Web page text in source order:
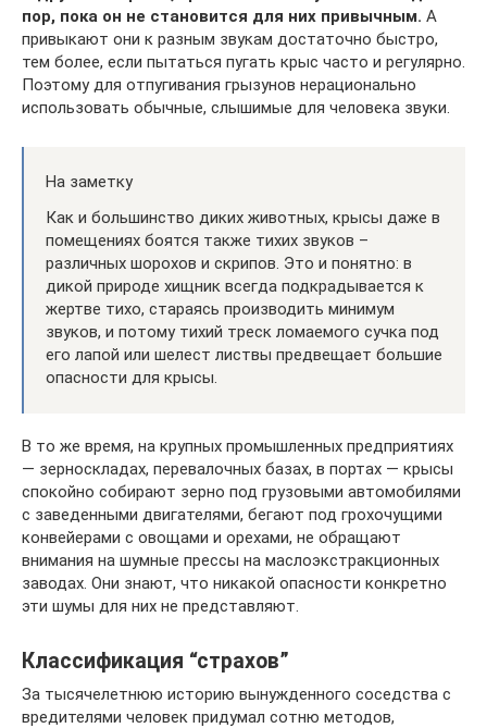
пор, пока он не становится для них привычным. А
привыкают они к разным звукам достаточно быстро,
тем более, если пытаться пугать крыс часто и регулярно.
Поэтому для отпугивания грызунов нерационально
использовать обычные, слышимые для человека звуки.
На заметку
Как и большинство диких животных, крысы даже в
помещениях боятся также тихих звуков –
различных шорохов и скрипов. Это и понятно: в
дикой природе хищник всегда подкрадывается к
жертве тихо, стараясь производить минимум
звуков, и потому тихий треск ломаемого сучка под
его лапой или шелест листвы предвещает большие
опасности для крысы.
В то же время, на крупных промышленных предприятиях
— зерноскладах, перевалочных базах, в портах — крысы
спокойно собирают зерно под грузовыми автомобилями
с заведенными двигателями, бегают под грохочущими
конвейерами с овощами и орехами, не обращают
внимания на шумные прессы на маслоэкстракционных
заводах. Они знают, что никакой опасности конкретно
эти шумы для них не представляют.
Классификация “страхов”
За тысячелетнюю историю вынужденного соседства с
вредителями человек придумал сотню методов,